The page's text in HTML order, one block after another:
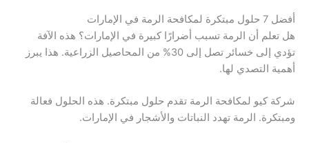
أفضل 7 حلول مبتكرة لمكافحة الرمة في الإمارات
هل تعلم أن الرمة تسبب أضرارًا كبيرة في الإمارات؟ هذه الآفة
تؤدي إلى خسائر تصل إلى 30% من المحاصيل الزراعية. هذا يبرز
أهمية التصدي لها.
شركة كيو لمكافحة الرمة تقدم حلول مبتكرة. هذه الحلول فعالة
ومبتكرة. الرمة تهدد النباتات والأشجار في الإمارات.